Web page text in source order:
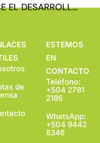
EL DESARROLLO
de
ESTEMOS
EN
CONTACTO
Teléfono:
+504 2781
2186
WhatsApp:
+504 9442
8346